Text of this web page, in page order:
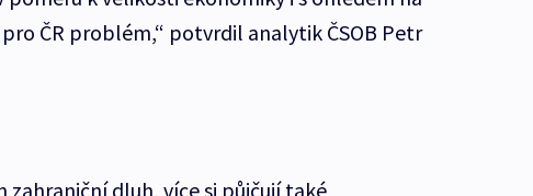
ČR problém,“ potvrdil analytik ČSOB Petr
zahraniční dluh, více si půjčují také